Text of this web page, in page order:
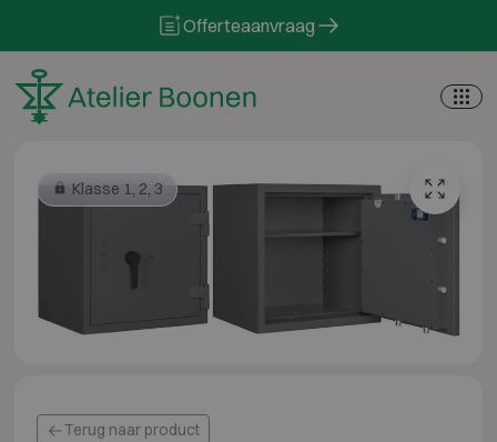
Offerteaanvraag
Klasse 1, 2, 3
Terug naar product